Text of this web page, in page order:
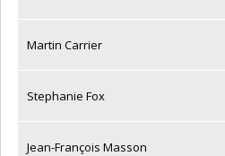
Martin Carrier
Stephanie Fox
Jean-François Masson